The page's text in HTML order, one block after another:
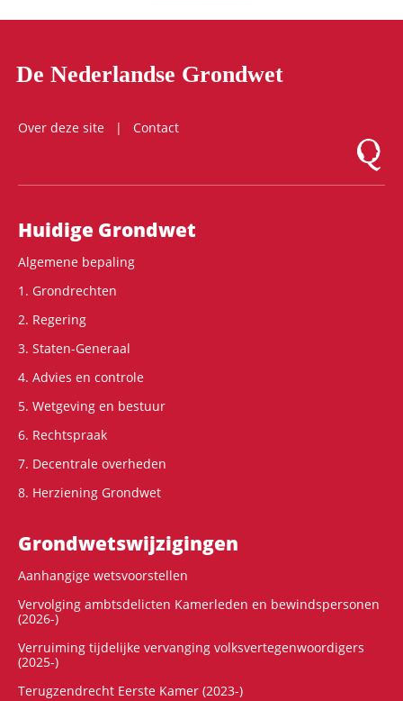
De Nederlandse Grondwet
Over deze site
Contact
Logo
Hoofdnavigatie
Huidige Grondwet
Algemene bepaling
1. Grondrechten
2. Regering
3. Staten-Generaal
4. Advies en controle
5. Wetgeving en bestuur
6. Rechtspraak
7. Decentrale overheden
8. Herziening Grondwet
Grondwets­wijzigingen
Aanhangige wetsvoorstellen
Vervolging ambtsdelicten Kamerleden en bewindspersonen
(2026-)
Verruiming tijdelijke vervanging volksvertegenwoordigers
(2025-)
Terugzendrecht Eerste Kamer (2023-)